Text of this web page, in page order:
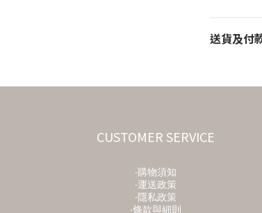
送貨及付
CUSTOMER SERVICE
‧購物須知
‧運送政策
‧隱私政策
‧條款與細則